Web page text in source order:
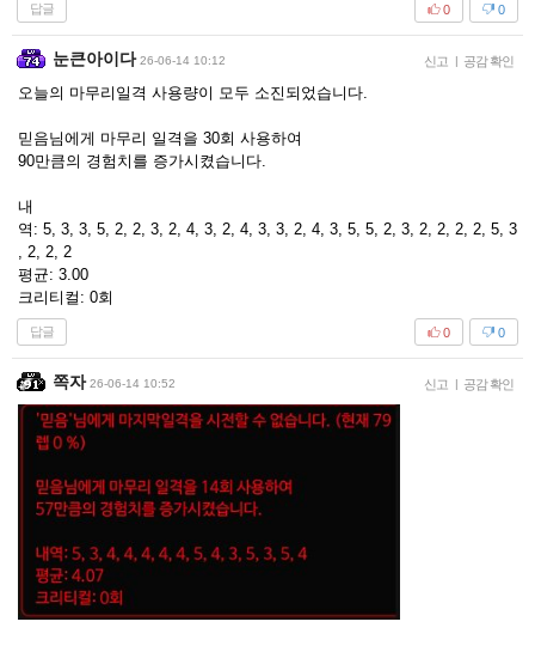
답글 0
0
눈큰아이다 26-06-14 10:12 신고 | 공감 확인
오늘의 마무리일격 사용량이 모두 소진되었습니다.
믿음님에게 마무리 일격을 30회 사용하여
90만큼의 경험치를 증가시켰습니다.
내
역: 5, 3, 3, 5, 2, 2, 3, 2, 4, 3, 2, 4, 3, 3, 2, 4, 3, 5, 5, 2, 3, 2, 2, 2, 2, 5, 3
, 2, 2, 2
평균: 3.00
크리티컬: 0회
답글 0
0
쪽자 26-06-14 10:52 신고 | 공감 확인